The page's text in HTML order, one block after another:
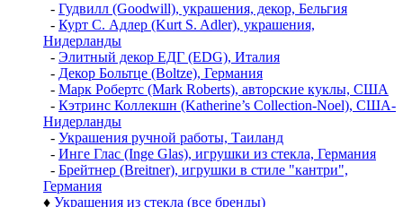
- Гудвилл (Goodwill), украшения, декор, Бельгия
- Курт С. Адлер (Kurt S. Adler), украшения,
Нидерланды
- Элитный декор ЕДГ (EDG), Италия
- Декор Больтце (Boltze), Германия
- Марк Робертс (Mark Roberts), авторские куклы, США
- Кэтринс Коллекшн (Katherine’s Collection-Noel), США-
Нидерланды
- Украшения ручной работы, Таиланд
- Инге Глас (Inge Glas), игрушки из стекла, Германия
- Брейтнер (Breitner), игрушки в стиле "кантри",
Германия
♦ Украшения из стекла (все бренды)